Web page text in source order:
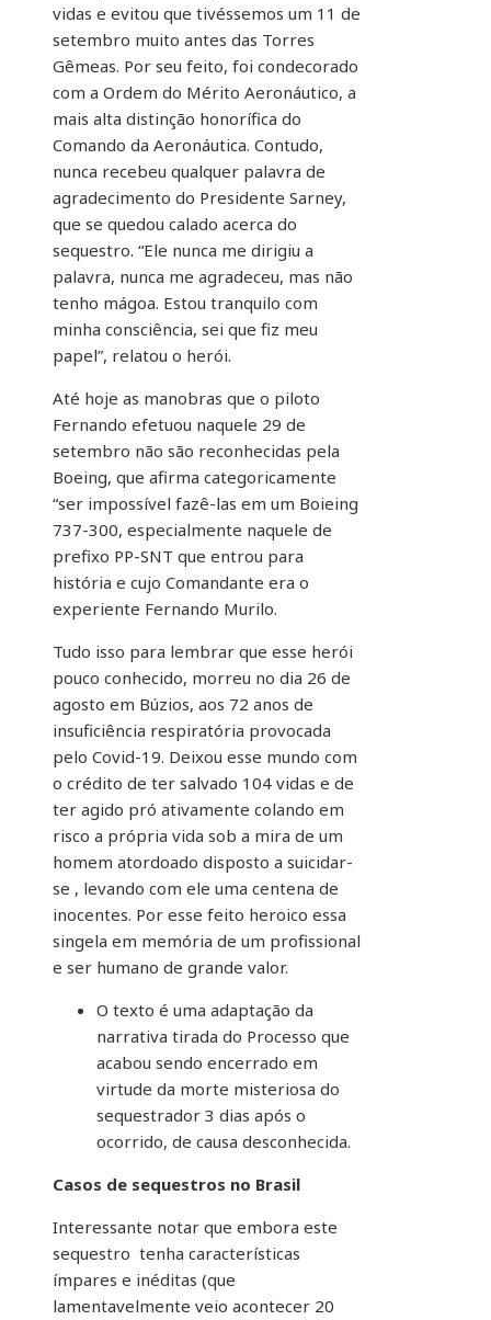
vidas e evitou que tivéssemos um 11 de
setembro muito antes das Torres
Gêmeas. Por seu feito, foi condecorado
com a Ordem do Mérito Aeronáutico, a
mais alta distinção honorífica do
Comando da Aeronáutica. Contudo,
nunca recebeu qualquer palavra de
agradecimento do Presidente Sarney,
que se quedou calado acerca do
sequestro. “Ele nunca me dirigiu a
palavra, nunca me agradeceu, mas não
tenho mágoa. Estou tranquilo com
minha consciência, sei que fiz meu
papel”, relatou o herói.
Até hoje as manobras que o piloto
Fernando efetuou naquele 29 de
setembro não são reconhecidas pela
Boeing, que afirma categoricamente
“ser impossível fazê-las em um Boieing
737-300, especialmente naquele de
prefixo PP-SNT que entrou para
história e cujo Comandante era o
experiente Fernando Murilo.
Tudo isso para lembrar que esse herói
pouco conhecido, morreu no dia 26 de
agosto em Búzios, aos 72 anos de
insuficiência respiratória provocada
pelo Covid-19. Deixou esse mundo com
o crédito de ter salvado 104 vidas e de
ter agido pró ativamente colando em
risco a própria vida sob a mira de um
homem atordoado disposto a suicidar-
se , levando com ele uma centena de
inocentes. Por esse feito heroico essa
singela em memória de um profissional
e ser humano de grande valor.
O texto é uma adaptação da
narrativa tirada do Processo que
acabou sendo encerrado em
virtude da morte misteriosa do
sequestrador 3 dias após o
ocorrido, de causa desconhecida.
Casos de sequestros no Brasil
Interessante notar que embora este
sequestro tenha características
ímpares e inéditas (que
lamentavelmente veio acontecer 20